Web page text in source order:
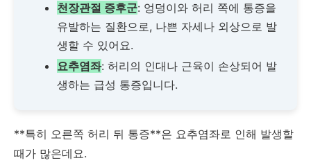
천장관절 증후군: 엉덩이와 허리 쪽에 통증을
유발하는 질환으로, 나쁜 자세나 외상으로 발
생할 수 있어요.
요추염좌: 허리의 인대나 근육이 손상되어 발
생하는 급성 통증입니다.
**특히 오른쪽 허리 뒤 통증**은 요추염좌로 인해 발생할
때가 많은데요.